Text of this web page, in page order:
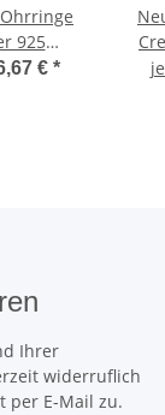
925
gute
€ *
Ihrer
widerruflich
per E-Mail zu.